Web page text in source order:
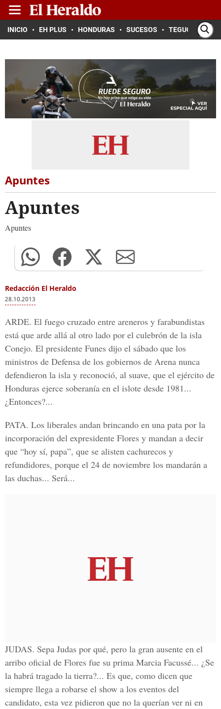
INICIO EH PLUS HONDURAS SUCESOS TEGUCIGALPA
Apuntes
Apuntes
Apuntes
Redacción El Heraldo
28.10.2013
ARDE. El fuego cruzado entre areneros y farabundistas
está que arde allá al otro lado por el culebrón de la isla
Conejo. El presidente Funes dijo el sábado que los
ministros de Defensa de los gobiernos de Arena nunca
defendieron la isla y reconoció, al suave, que el ejército de
Honduras ejerce soberanía en el islote desde 1981...
¿Entonces?...
PATA. Los liberales andan brincando en una pata por la
incorporación del expresidente Flores y mandan a decir
que “hoy sí, papa”, que se alisten cachurecos y
refundidores, porque el 24 de noviembre los mandarán a
las duchas... Será...
JUDAS. Sepa Judas por qué, pero la gran ausente en el
arribo oficial de Flores fue su prima Marcia Facussé... ¿Se
la habrá tragado la tierra?... Es que, como dicen que
siempre llega a robarse el show a los eventos del
candidato, esta vez pidieron que no la querían ver ni en